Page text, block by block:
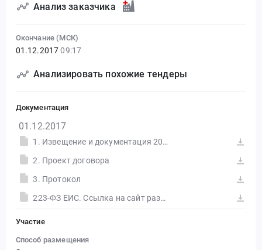
Анализ заказчика
Окончание (МСК)
01.12.2017 09:17
Анализировать похожие тендеры
Документация
01.12.2017
1. Извещение и документация 2018
2. Проект договора
3. Протокол
223-ФЗ ЕИС. Ссылка на сайт размещения тендера #30556418840.doc
Участие
Способ размещения